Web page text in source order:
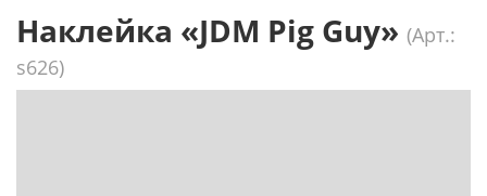
Наклейка «JDM Pig Guy» (Арт.:
s626)